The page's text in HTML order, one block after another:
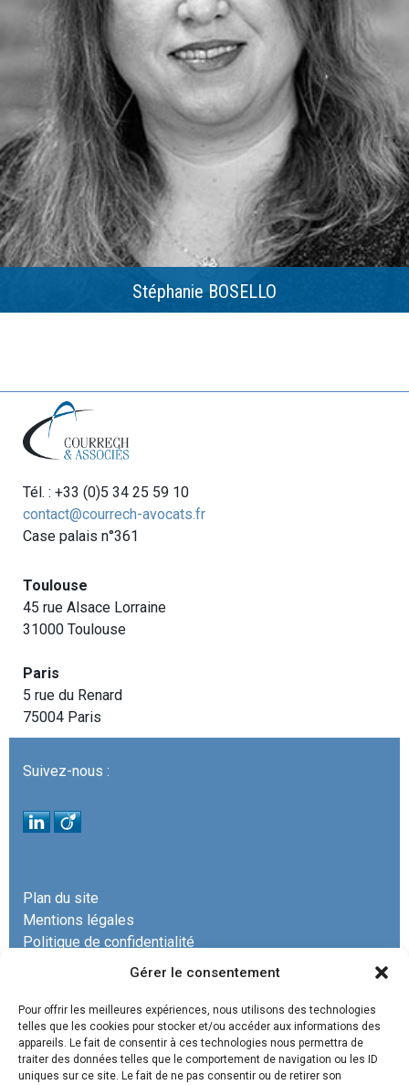
Gérer le consentement
Pour offrir les meilleures expériences, nous utilisons des technologies
telles que les cookies pour stocker et/ou accéder aux informations des
appareils. Le fait de consentir à ces technologies nous permettra de
traiter des données telles que le comportement de navigation ou les ID
uniques sur ce site. Le fait de ne pas consentir ou de retirer son
Stéphanie BOSELLO
Tél. : +33 (0)5 34 25 59 10
contact@courrech-avocats.fr
Case palais n°361
Toulouse
45 rue Alsace Lorraine
31000 Toulouse
Paris
5 rue du Renard
75004 Paris
Suivez-nous :
Plan du site
Mentions légales
Politique de confidentialité
La SCP COURRECH & ASSOCIÉS est un cabinet
d’avocats spécialisé endroit administratif, droit de